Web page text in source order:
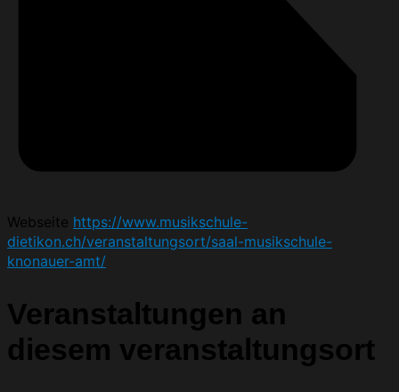
Webseite https://www.musikschule-
dietikon.ch/veranstaltungsort/saal-musikschule-
knonauer-amt/
Veranstaltungen an
diesem veranstaltungsort